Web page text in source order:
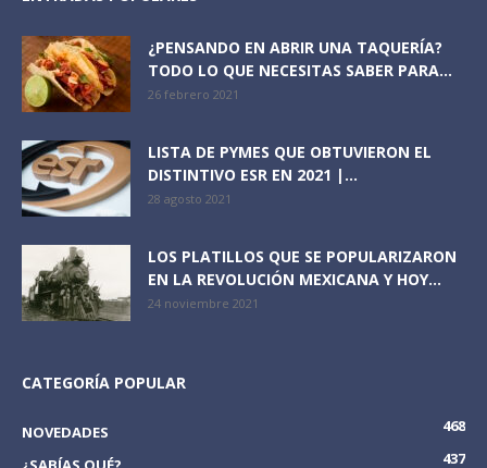
¿PENSANDO EN ABRIR UNA TAQUERÍA?
TODO LO QUE NECESITAS SABER PARA...
26 febrero 2021
LISTA DE PYMES QUE OBTUVIERON EL
DISTINTIVO ESR EN 2021 |...
28 agosto 2021
LOS PLATILLOS QUE SE POPULARIZARON
EN LA REVOLUCIÓN MEXICANA Y HOY...
24 noviembre 2021
CATEGORÍA POPULAR
NOVEDADES
468
437